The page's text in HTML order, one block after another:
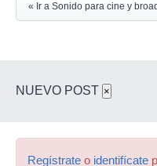
« Ir a Sonido para cine y
NUEVO POST ×
Regístrate o identifícate